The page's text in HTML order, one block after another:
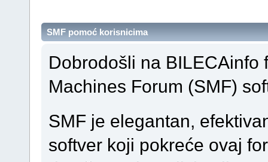
SMF pomoć korisnicima
Dobrodošli na
Machines Forum (SMF)
SMF je elegantan,
softver koji pokreće ovaj